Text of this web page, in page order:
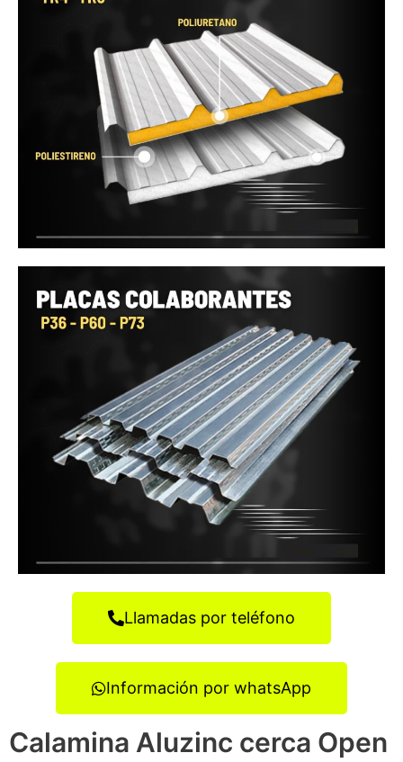
Llamadas por teléfono
Información por whatsApp
Calamina Aluzinc cerca Open